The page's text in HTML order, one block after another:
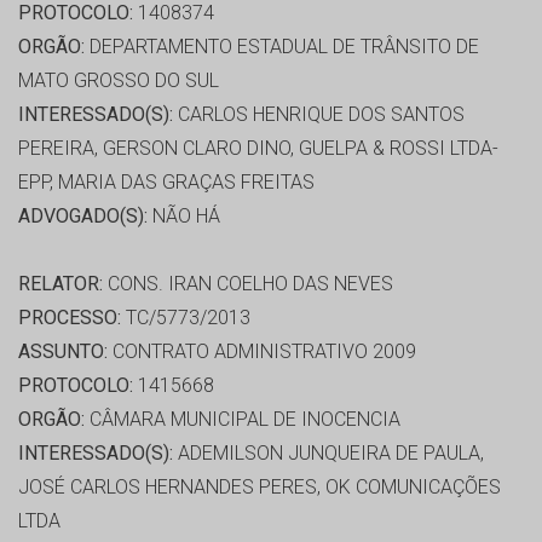
PROTOCOLO: 1408374
ORGÃO: DEPARTAMENTO ESTADUAL DE TRÂNSITO DE
MATO GROSSO DO SUL
INTERESSADO(S): CARLOS HENRIQUE DOS SANTOS
PEREIRA, GERSON CLARO DINO, GUELPA & ROSSI LTDA-
EPP, MARIA DAS GRAÇAS FREITAS
ADVOGADO(S): NÃO HÁ
RELATOR: CONS. IRAN COELHO DAS NEVES
PROCESSO: TC/5773/2013
ASSUNTO: CONTRATO ADMINISTRATIVO 2009
PROTOCOLO: 1415668
ORGÃO: CÂMARA MUNICIPAL DE INOCENCIA
INTERESSADO(S): ADEMILSON JUNQUEIRA DE PAULA,
JOSÉ CARLOS HERNANDES PERES, OK COMUNICAÇÕES
LTDA